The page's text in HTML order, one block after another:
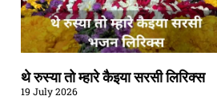
थे रुस्या तो म्हारे कैइया सरसी लिरिक्स
19 July 2026